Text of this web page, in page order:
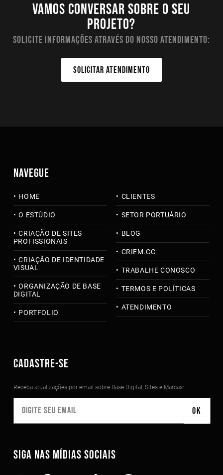
Vamos conversar sobre o seu
projeto?
Solicite informações através do nosso atendimento:
SOLICITAR ATENDIMENTO
NAVEGUE
HOME
O ESTÚDIO
CRIAÇÃO DE SITES
PROFISSIONAIS
CRIAÇÃO DE IDENTIDADE
VISUAL
ORGANIZAÇÃO DE BASE
DIGITAL
PORTFOLIO
CLIENTES
SETOR PORTUÁRIO
BLOG
CRIEM.CC
TRABALHE CONOSCO
TERMOS E POLÍTICAS
ATENDIMENTO
CADASTRE-SE
Receba atualizações por email sobre Base Digital, Sites e Marcas:
SIGA NAS MÍDIAS SOCIAIS